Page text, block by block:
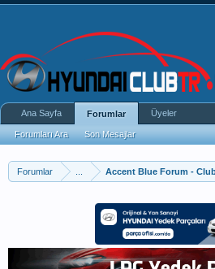
Forumlar
Ana Sayfa Forumlar
Forumları Ara Son Mesajlar
Üyeler